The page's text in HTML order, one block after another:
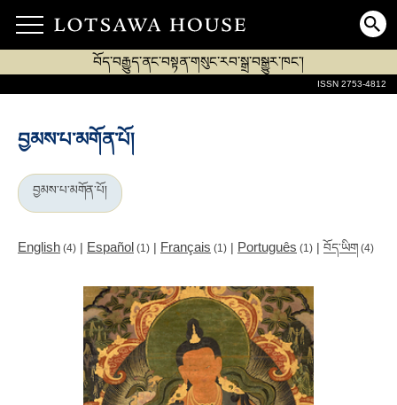
བོད་བརྒྱུད་ནང་བསྟན་གསུང་རབ་སྒྲ་བསྒྱུར་ཁང་།
ISSN 2753-4812
བྱམས་པ་མགོན་པོ།
བྱམས་པ་མགོན་པོ།
English (4) | Español (1) | Français (1) | Português (1) | བོད་ཡིག (4)